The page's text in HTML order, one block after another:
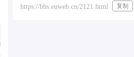
https://bbs.euweb.cn/2121.html 复制